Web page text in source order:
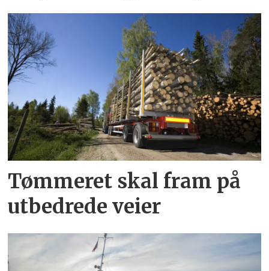
Tømmeret skal fram på
utbedrede veier